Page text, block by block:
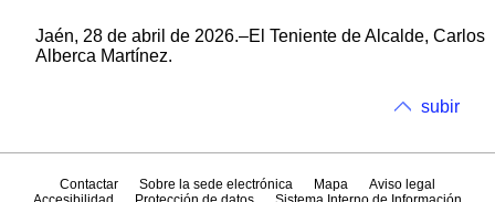
Jaén, 28 de abril de 2026.–El Teniente de Alcalde, Carlos
Alberca Martínez.
subir
Contactar Sobre la sede electrónica Mapa
Aviso legal